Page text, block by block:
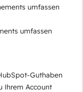
umfassen
umfassen
Guthaben
Ihrem Account